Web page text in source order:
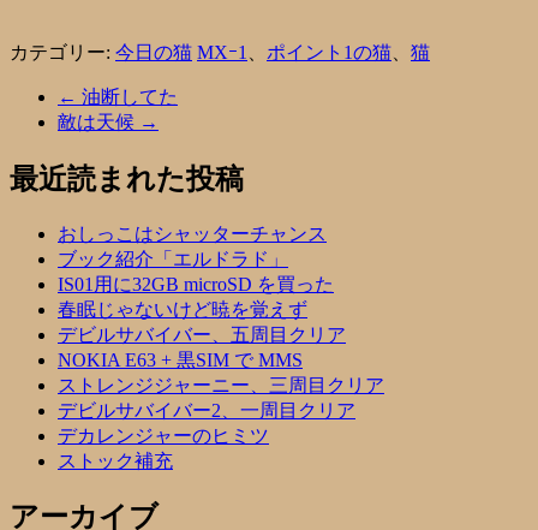
カテゴリー: 今日の猫 MXｰ1 ポイント1の猫 猫
← 油断してた
敵は天候 →
最近読まれた投稿
おしっこはシャッターチャンス
ブック紹介「エルドラド」
IS01用に32GB microSD を買った
春眠じゃないけど暁を覚えず
デビルサバイバー、五周目クリア
NOKIA E63 + 黒SIM で MMS
ストレンジジャーニー、三周目クリア
デビルサバイバー2、一周目クリア
デカレンジャーのヒミツ
ストック補充
アーカイブ